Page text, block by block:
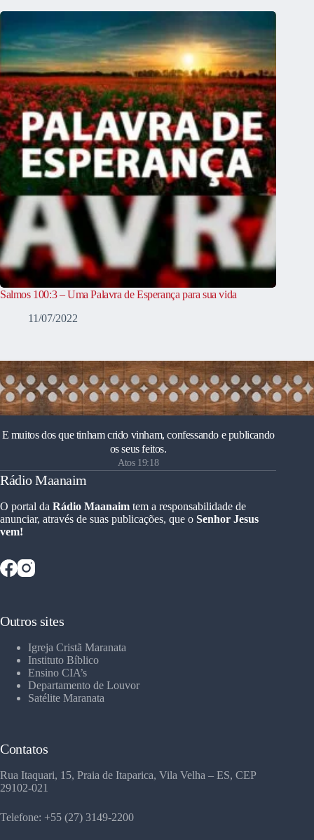
Salmos 100:3 – Uma Palavra de Esperança para sua vida
11/07/2022
E muitos dos que tinham crido vinham, confessando e publicando
os seus feitos.
Atos 19:18
Rádio Maanaim
O portal da Rádio Maanaim tem a responsabilidade de
anunciar, através de suas publicações, que o Senhor Jesus
vem!
Outros sites
Igreja Cristã Maranata
Instituto Bíblico
Ensino CIA’s
Departamento de Louvor
Satélite Maranata
Contatos
Rua Itaquari, 15, Praia de Itaparica, Vila Velha – ES, CEP
29102-021
Telefone: +55 (27) 3149-2200